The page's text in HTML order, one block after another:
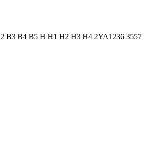
B4 B5 H H1 H2 H3 H4 2YA1236 3557